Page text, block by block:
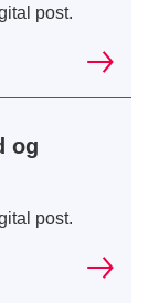
post.
og
post.